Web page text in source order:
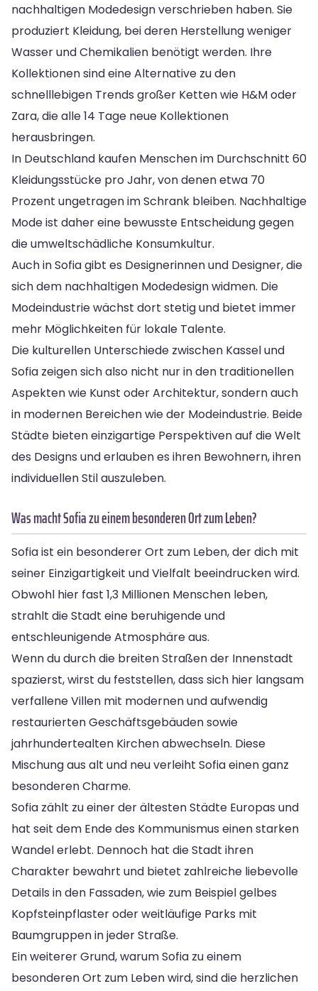
nachhaltigen Modedesign verschrieben haben. Sie
produziert Kleidung, bei deren Herstellung weniger
Wasser und Chemikalien benötigt werden. Ihre
Kollektionen sind eine Alternative zu den
schnelllebigen Trends großer Ketten wie H&M oder
Zara, die alle 14 Tage neue Kollektionen
herausbringen.
In Deutschland kaufen Menschen im Durchschnitt 60
Kleidungsstücke pro Jahr, von denen etwa 70
Prozent ungetragen im Schrank bleiben. Nachhaltige
Mode ist daher eine bewusste Entscheidung gegen
die umweltschädliche Konsumkultur.
Auch in Sofia gibt es Designerinnen und Designer, die
sich dem nachhaltigen Modedesign widmen. Die
Modeindustrie wächst dort stetig und bietet immer
mehr Möglichkeiten für lokale Talente.
Die kulturellen Unterschiede zwischen Kassel und
Sofia zeigen sich also nicht nur in den traditionellen
Aspekten wie Kunst oder Architektur, sondern auch
in modernen Bereichen wie der Modeindustrie. Beide
Städte bieten einzigartige Perspektiven auf die Welt
des Designs und erlauben es ihren Bewohnern, ihren
individuellen Stil auszuleben.
Was macht Sofia zu einem besonderen Ort zum Leben?
Sofia ist ein besonderer Ort zum Leben, der dich mit
seiner Einzigartigkeit und Vielfalt beeindrucken wird.
Obwohl hier fast 1,3 Millionen Menschen leben,
strahlt die Stadt eine beruhigende und
entschleunigende Atmosphäre aus.
Wenn du durch die breiten Straßen der Innenstadt
spazierst, wirst du feststellen, dass sich hier langsam
verfallene Villen mit modernen und aufwendig
restaurierten Geschäftsgebäuden sowie
jahrhundertealten Kirchen abwechseln. Diese
Mischung aus alt und neu verleiht Sofia einen ganz
besonderen Charme.
Sofia zählt zu einer der ältesten Städte Europas und
hat seit dem Ende des Kommunismus einen starken
Wandel erlebt. Dennoch hat die Stadt ihren
Charakter bewahrt und bietet zahlreiche liebevolle
Details in den Fassaden, wie zum Beispiel gelbes
Kopfsteinpflaster oder weitläufige Parks mit
Baumgruppen in jeder Straße.
Ein weiterer Grund, warum Sofia zu einem
besonderen Ort zum Leben wird, sind die herzlichen